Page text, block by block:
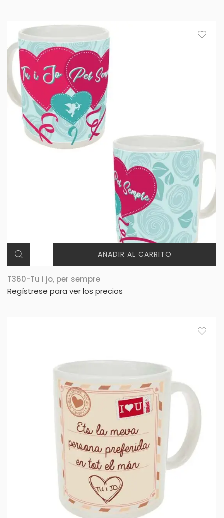
AÑADIR AL CARRITO
T360-Tu i jo, per sempre
Regístrese para ver los precios